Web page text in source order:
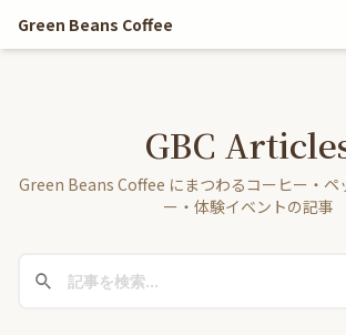
Green Beans Coffee
GBC
Green Beans Coffee にまつわるコーヒー・ペ
ー・体験イベントの記事